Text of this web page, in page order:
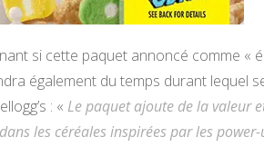
si cette paquet annoncé comme «
également du temps durant lequel
: « Le paquet ajoute de la valeur
les céréales inspirées par les